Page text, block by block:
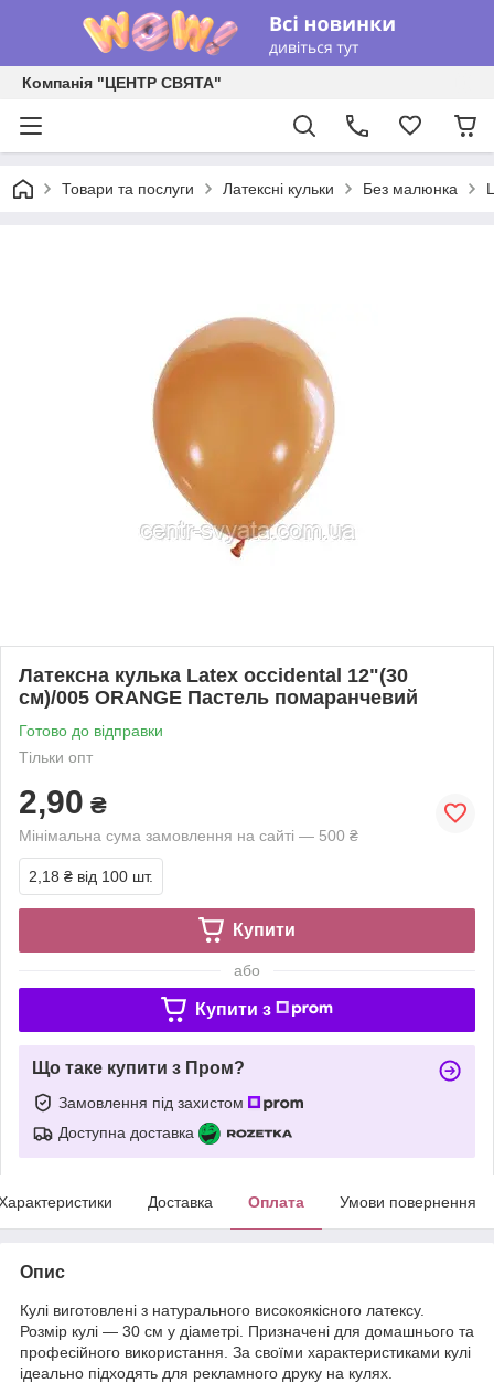
Компанія "ЦЕНТР СВЯТА"
Товари та послуги Латексні кульки Без малюнка
Латексна кулька Latex occidental 12"(30
см)/005 ORANGE Пастель помаранчевий
Готово до відправки
Тільки опт
2,90 ₴
Мінімальна сума замовлення на сайті — 500 ₴
2,18 ₴ від 100 шт.
Купити
або
Купити з
Що таке купити з Пром?
Замовлення під захистом
Доступна доставка
Доставка Оплата Умови повернення
Опис
Кулі виготовлені з натурального високоякісного латексу.
Розмір кулі — 30 см у діаметрі. Призначені для домашнього та
професійного використання. За своїми характеристиками кулі
ідеально підходять для рекламного друку на кулях.